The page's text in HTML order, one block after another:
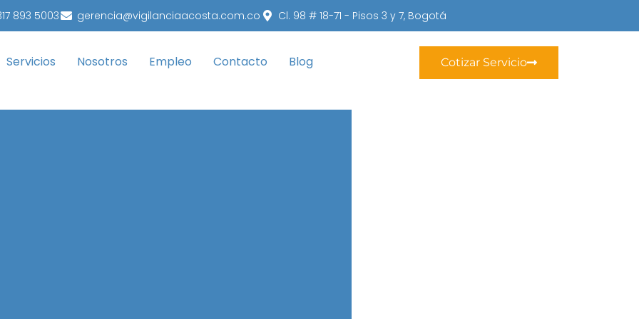
893 5003 gerencia@vigilanciaacosta.com.co Cl. 98 # 18-71 - Pisos 3 y 7, Bogotá
Servicios Nosotros Empleo Contacto Blog Cotizar Servicio